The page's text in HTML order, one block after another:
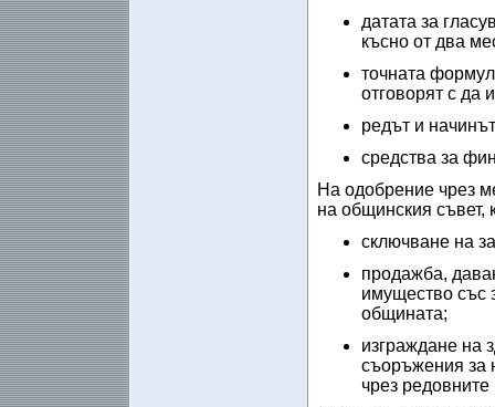
датата за
късно от два
точната
отговорят с да
редът и
средства за
На одобрение чрез
на общинския съвет,
сключване на
продажба,
имущество със
общината;
изграждане на
съоръжения за
чрез